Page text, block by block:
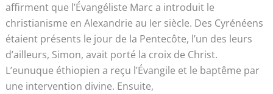
affirment que l’Évangéliste Marc a introduit le
christianisme en Alexandrie au Ier siècle. Des Cyrénéens
étaient présents le jour de la Pentecôte, l’un des leurs
d’ailleurs, Simon, avait porté la croix de Christ.
L’eunuque éthiopien a reçu l’Évangile et le baptême par
une intervention divine. Ensuite,